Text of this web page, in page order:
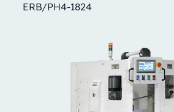
ERB/PH4-1824